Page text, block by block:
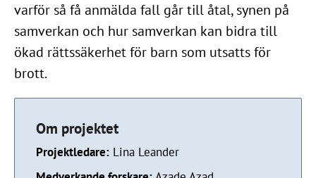
varför så få anmälda fall går till åtal, synen på
samverkan och hur samverkan kan bidra till
ökad rättssäkerhet för barn som utsatts för
brott.
Om projektet
Projektledare: Lina Leander